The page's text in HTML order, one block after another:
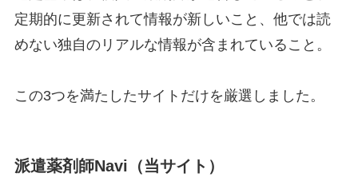
定期的に更新されて情報が新しいこと、他では読
めない独自のリアルな情報が含まれていること。
この3つを満たしたサイトだけを厳選しました。
派遣薬剤師Navi（当サイト）